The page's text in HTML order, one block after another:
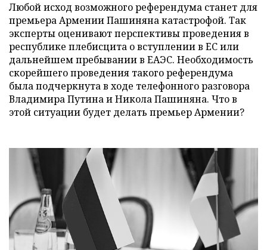
Любой исход возможного референдума станет для
премьера Армении Пашиняна катастрофой. Так
эксперты оценивают перспективы проведения в
республике плебисцита о вступлении в ЕС или
дальнейшем пребывании в ЕАЭС. Необходимость
скорейшего проведения такого референдума
была подчеркнута в ходе телефонного разговора
Владимира Путина и Никола Пашиняна. Что в
этой ситуации будет делать премьер Армении?